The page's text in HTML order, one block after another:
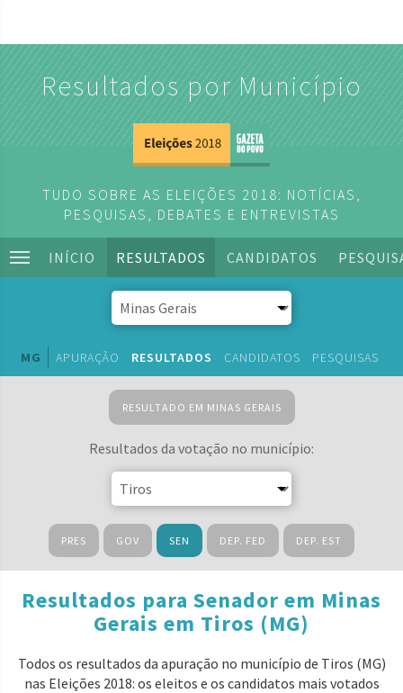
Resultados por Município
TUDO SOBRE AS ELEIÇÕES 2018: NOTÍCIAS,
PESQUISAS, DEBATES E ENTREVISTAS
INÍCIO RESULTADOS CANDIDATOS
MG APURAÇÃO RESULTADOS CANDIDATOS PESQUISAS
RESULTADO EM MINAS GERAIS
Resultados da votação no município:
PRES GOV SEN DEP. FED DEP. EST
Resultados para Senador em Minas
Gerais em Tiros (MG)
Todos os resultados da apuração no município de Tiros (MG)
nas Eleições 2018: os eleitos e os candidatos mais votados